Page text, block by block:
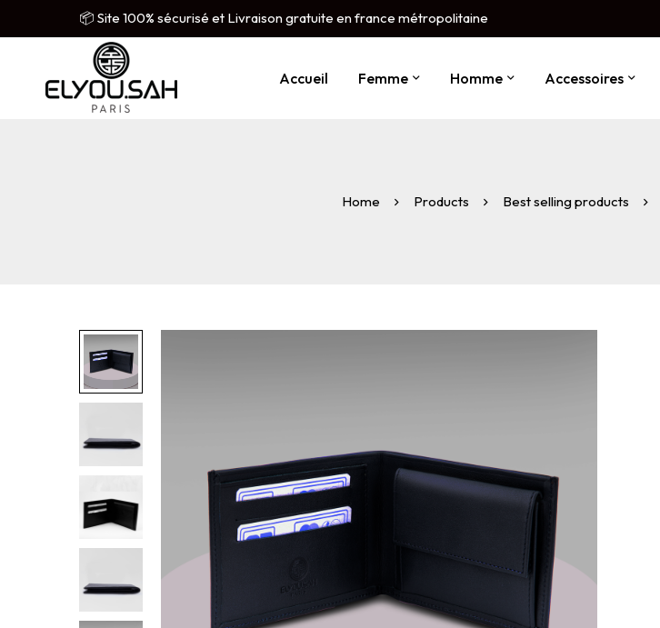
📦 Site 100% sécurisé et Livraison gratuite en france métropolitaine
Accueil Femme Homme Accessoires
Home Products Best selling products